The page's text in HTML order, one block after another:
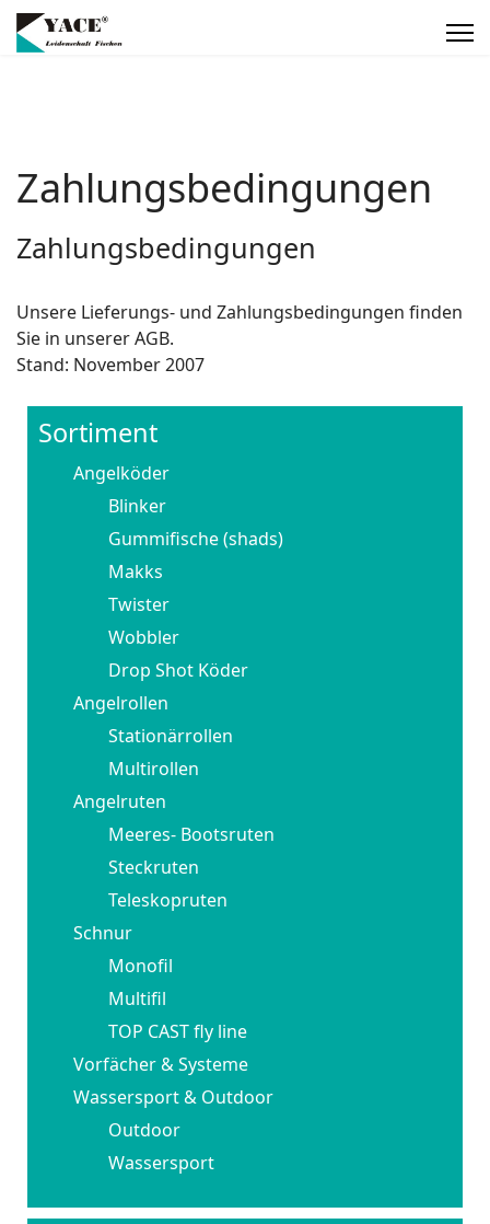
Zahlungsbedingungen
Zahlungsbedingungen
Unsere Lieferungs- und Zahlungsbedingungen finden
Sie in unserer AGB.
Stand: November 2007
Sortiment
Angelköder
Blinker
Gummifische (shads)
Makks
Twister
Wobbler
Drop Shot Köder
Angelrollen
Stationärrollen
Multirollen
Angelruten
Meeres- Bootsruten
Steckruten
Teleskopruten
Schnur
Monofil
Multifil
TOP CAST fly line
Vorfächer & Systeme
Wassersport & Outdoor
Outdoor
Wassersport